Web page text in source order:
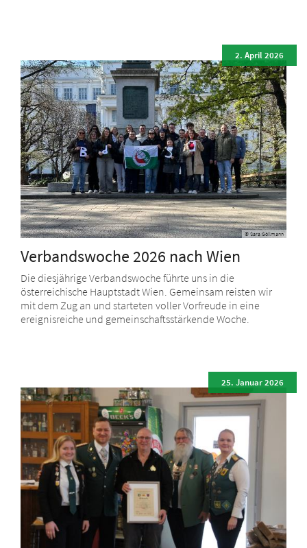
© Sara Göllmann
Verbandswoche 2026 nach Wien
2. April 2026
Die diesjährige Verbandswoche führte uns in die
österreichische Hauptstadt Wien. Gemeinsam reisten wir
mit dem Zug an und starteten voller Vorfreude in eine
ereignisreiche und gemeinschaftsstärkende Woche.
25. Januar 2026